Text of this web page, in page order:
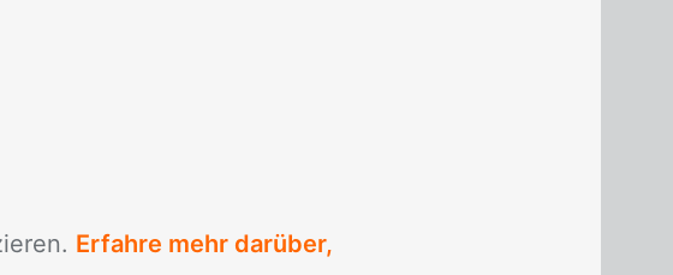
Erfahre mehr darüber,